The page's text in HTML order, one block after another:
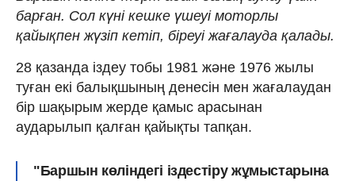
барған. Сол күні кешке үшеуі моторлы
қайықпен жүзіп кетіп, біреуі жағалауда қалады.
28 қазанда іздеу тобы 1981 және 1976 жылы
туған екі балықшының денесін мен жағалаудан
бір шақырым жерде қамыс арасынан
аударылып қалған қайықты тапқан.
"Баршын көліндегі іздестіру жұмыстарына